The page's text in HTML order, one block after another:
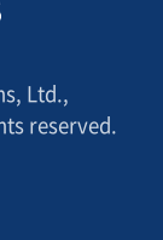
Ltd.,
reserved.